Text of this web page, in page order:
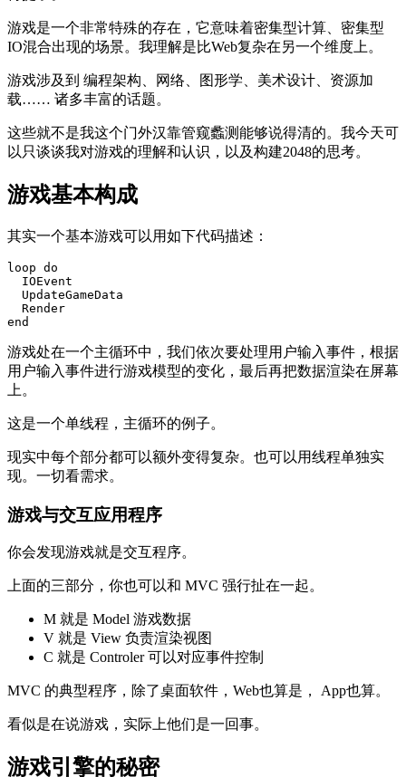
游戏是一个非常特殊的存在，它意味着密集型计算、密集型
IO混合出现的场景。我理解是比Web复杂在另一个维度上。
游戏涉及到 编程架构、网络、图形学、美术设计、资源加
载…… 诸多丰富的话题。
这些就不是我这个门外汉靠管窥蠡测能够说得清的。我今天可
以只谈谈我对游戏的理解和认识，以及构建2048的思考。
游戏基本构成
其实一个基本游戏可以用如下代码描述：
loop do
IOEvent
UpdateGameData
Render
end
游戏处在一个主循环中，我们依次要处理用户输入事件，根据
用户输入事件进行游戏模型的变化，最后再把数据渲染在屏幕
上。
这是一个单线程，主循环的例子。
现实中每个部分都可以额外变得复杂。也可以用线程单独实
现。一切看需求。
游戏与交互应用程序
你会发现游戏就是交互程序。
上面的三部分，你也可以和 MVC 强行扯在一起。
M 就是 Model 游戏数据
V 就是 View 负责渲染视图
C 就是 Controler 可以对应事件控制
MVC 的典型程序，除了桌面软件，Web也算是， App也算。
看似是在说游戏，实际上他们是一回事。
游戏引擎的秘密